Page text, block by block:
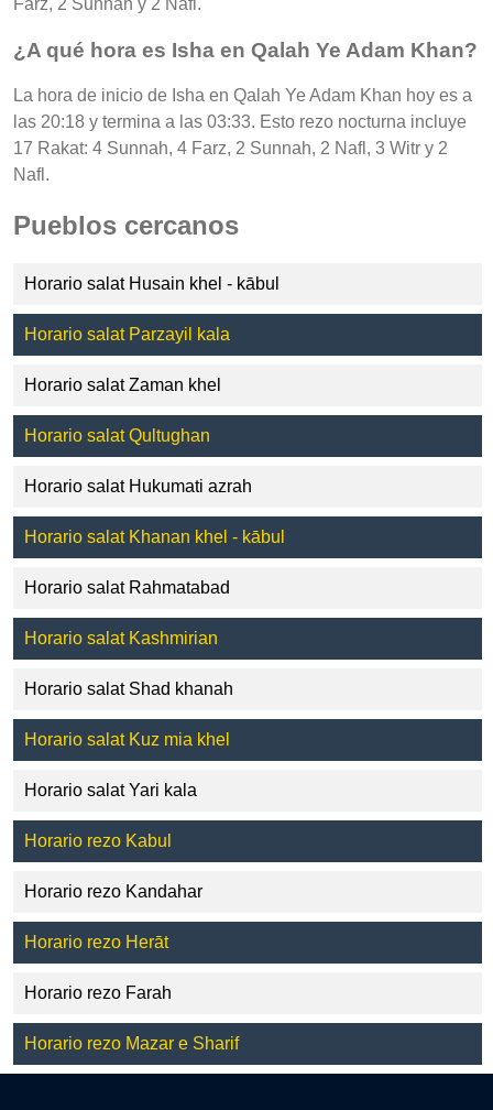
Farz, 2 Sunnah y 2 Nafl.
¿A qué hora es Isha en Qalah Ye Adam Khan?
La hora de inicio de Isha en Qalah Ye Adam Khan hoy es a
las 20:18 y termina a las 03:33. Esto rezo nocturna incluye
17 Rakat: 4 Sunnah, 4 Farz, 2 Sunnah, 2 Nafl, 3 Witr y 2
Nafl.
Pueblos cercanos
Horario salat Husain khel - kābul
Horario salat Parzayil kala
Horario salat Zaman khel
Horario salat Qultughan
Horario salat Hukumati azrah
Horario salat Khanan khel - kābul
Horario salat Rahmatabad
Horario salat Kashmirian
Horario salat Shad khanah
Horario salat Kuz mia khel
Horario salat Yari kala
Horario rezo Kabul
Horario rezo Kandahar
Horario rezo Herāt
Horario rezo Farah
Horario rezo Mazar e Sharif